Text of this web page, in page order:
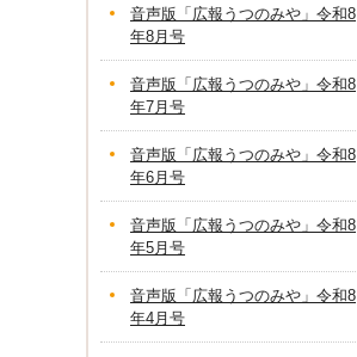
音声版「広報うつのみや」令和8
年8月号
音声版「広報うつのみや」令和8
年7月号
音声版「広報うつのみや」令和8
年6月号
音声版「広報うつのみや」令和8
年5月号
音声版「広報うつのみや」令和8
年4月号